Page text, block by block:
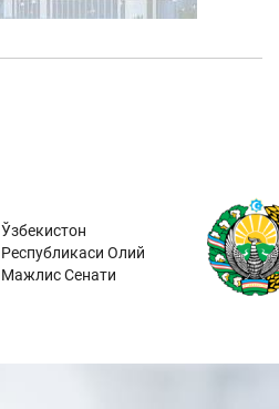
Ўзбекистон
Республикаси Олий
Мажлис Сенати